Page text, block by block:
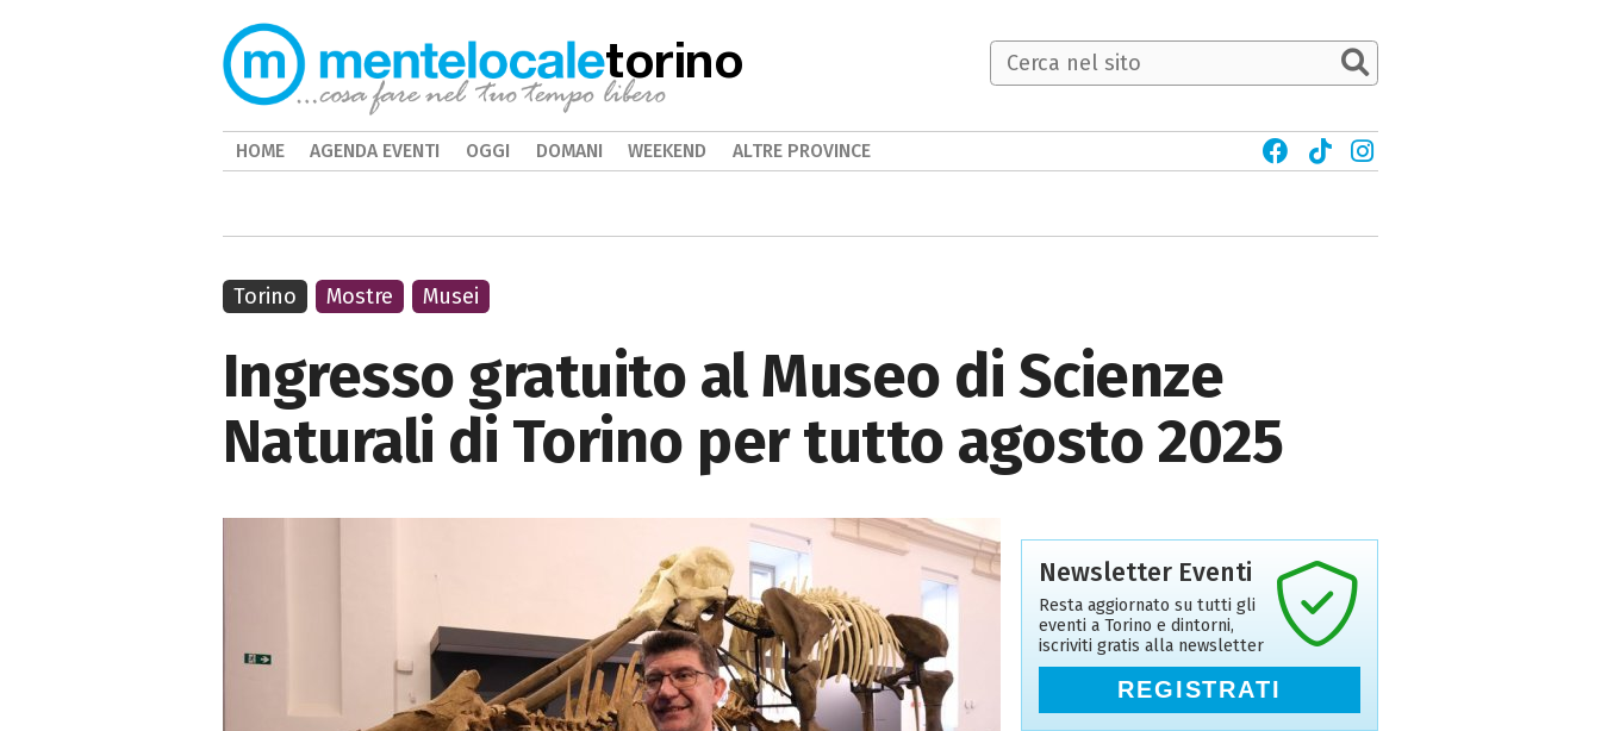
Ingresso gratuito al Museo di Scienze
Naturali di Torino per tutto agosto 2025
Torino Mostre Musei
Newsletter Eventi
Resta aggiornato su tutti gli
eventi a Torino e dintorni,
iscriviti gratis alla newsletter
REGISTRATI
torino
HOME AGENDA EVENTI OGGI DOMANI WEEKEND ALTRE PROVINCE